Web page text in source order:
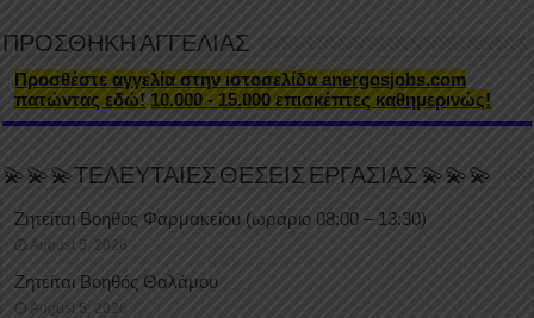
ΠΡΟΣΘΗΚΗ ΑΓΓΕΛΙΑΣ
Προσθέστε αγγελία στην ιστοσελίδα anergosjobs.com
πατώντας εδώ! 10.000 - 15.000 επισκέπτες καθημερινώς!
💫💫💫ΤΕΛΕΥΤΑΙΕΣ ΘΕΣΕΙΣ ΕΡΓΑΣΙΑΣ 💫💫💫
Ζητείται Βοηθός Φαρμακείου (ωράριο 08:00 – 13:30)
August 5, 2026
Ζητείται Βοηθός Θαλάμου
August 5, 2026